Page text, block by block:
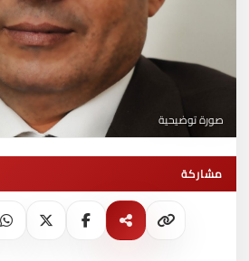
صورة توضيحية
مشاركة